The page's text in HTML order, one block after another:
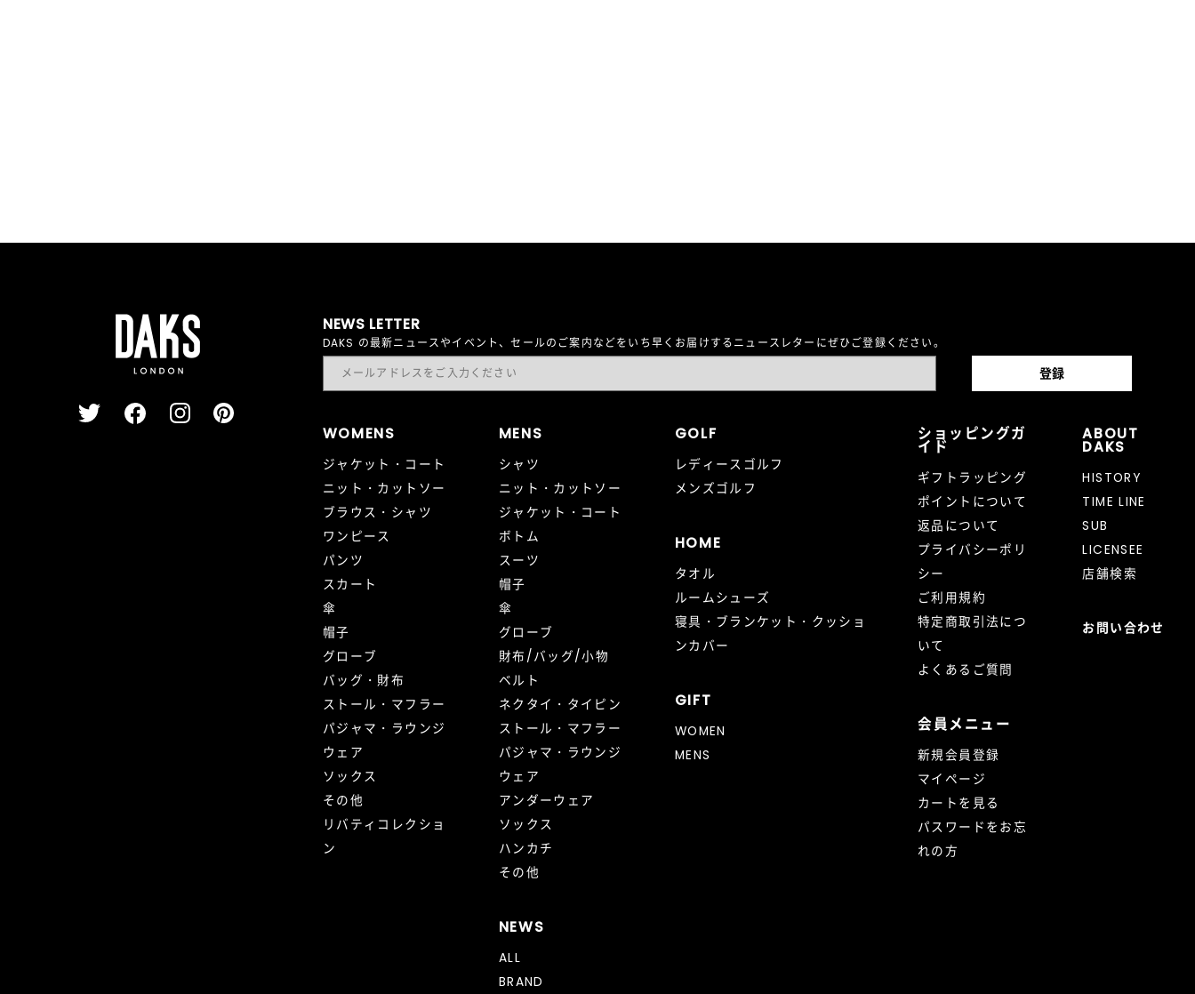
NEWS LETTER
DAKS の最新ニュースやイベント、セールのご案内などをいち早くお届けするニュースレターにぜひご登録ください。
WOMENS
ジャケット・コート
ニット・カットソー
ブラウス・シャツ
ワンピース
パンツ
スカート
傘
帽子
グローブ
バッグ・財布
ストール・マフラー
パジャマ・ラウンジ
ウェア
ソックス
その他
リバティコレクショ
ン
MENS
シャツ
ニット・カットソー
ジャケット・コート
ボトム
スーツ
帽子
傘
グローブ
財布/バッグ/小物
ベルト
ネクタイ・タイピン
ストール・マフラー
パジャマ・ラウンジ
ウェア
アンダーウェア
ソックス
ハンカチ
その他
NEWS
ALL
BRAND
GOLF
レディースゴルフ
メンズゴルフ
HOME
タオル
ルームシューズ
寝具・ブランケット・クッショ
ンカバー
GIFT
WOMEN
MENS
ショッピングガ
イド
ギフトラッピング
ポイントについて
返品について
プライバシーポリ
シー
ご利用規約
特定商取引法につ
いて
よくあるご質問
会員メニュー
新規会員登録
マイページ
カートを見る
パスワードをお忘
れの方
ABOUT
DAKS
HISTORY
TIME LINE
SUB
LICENSEE
店舗検索
お問い合わせ